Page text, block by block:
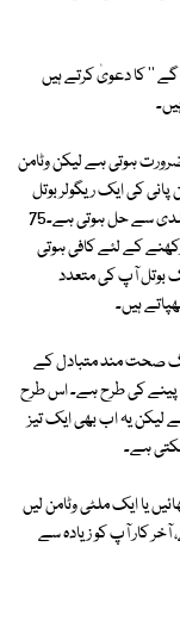
'' کا دعویٰ کرتے ہیں
تقریباً 13 گرام چینی کی ضرورت ہوتی ہے لیکن وٹامن
پانی کی ایک ریگولر بوتل
میں آٹھ چمچ( چائے والے) چینی ہوسکتی ہے۔ یہ چینی جلدی سے حل ہوتی ہے۔75
کے لئے کافی ہوتی
بوتل آپ کی متعدد
ہیں۔
صحت مند متبادل کے
پینے کی طرح ہے۔ اس طرح
لیکن یہ اب بھی ایک تیز
ہے۔
یا ایک ملٹی وٹامن لیں
آخر کار آپ کو زیادہ سے